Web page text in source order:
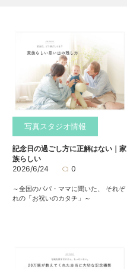
写真スタジオ情報
記念日の過ごし方に正解はない｜家
族らしい
2026/6/24
0
～全国のパパ・ママに聞いた、 それぞ
れの「お祝いのカタチ」～